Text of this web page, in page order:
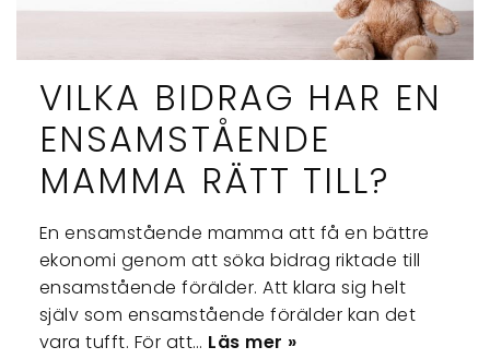
VILKA BIDRAG HAR EN
ENSAMSTÅENDE
MAMMA RÄTT TILL?
En ensamstående mamma att få en bättre
ekonomi genom att söka bidrag riktade till
ensamstående förälder. Att klara sig helt
själv som ensamstående förälder kan det
vara tufft. För att… Läs mer »